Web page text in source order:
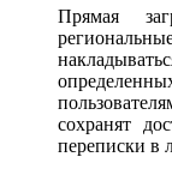
Прямая
сохранят
переписки в